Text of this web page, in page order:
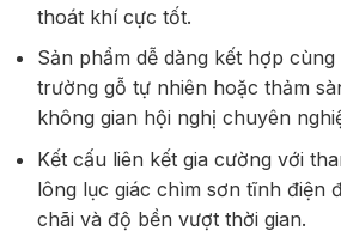
thoát khí cực tốt.
Sản phẩm dễ dàng kết hợp
trường gỗ tự nhiên hoặc thảm
không gian hội nghị chuyên
Kết cấu liên kết gia cường với
lông lục giác chìm sơn tĩnh điện
chãi và độ bền vượt thời gian.